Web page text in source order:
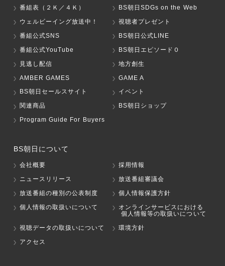
番組表（２Ｋ／４Ｋ）
BS朝日SDGs on the Web
ウェルビーイング放送中！
視聴者プレゼント
番組公式SNS
BS朝日公式LINE
番組公式YouTube
BS朝日エピソード０
見逃し配信
地方創生
AMBER GAMES
GAME A
BS朝日セールスサイト
イベント
関連商品
BS朝日ショップ
Program Guide For Buyers
BS朝日について
会社概要
採用情報
ニュースリリース
放送番組審議会
放送番組の種別の公表制度
個人情報保護方針
個人情報の取扱いについて
オンラインサービスにおける
個人情報等の取扱いについて
視聴データの取扱いについて
環境方針
アクセス